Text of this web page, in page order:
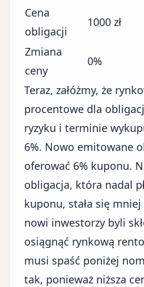
Cena
obligacji
1000 zł
Zmiana
ceny
0%
Teraz, załóżmy, że
procentowe dla
ryzyku i terminie
6%. Nowo emitowane
oferować 6% kuponu.
obligacja, która nadal
kuponu, stała się
nowi inwestorzy byli
osiągnąć rynkową
musi spaść poniżej
tak, ponieważ niższa